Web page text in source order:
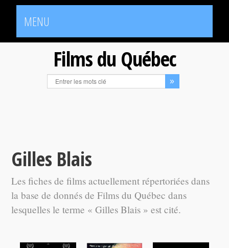
MENU
Films du Québec
Gilles Blais
Les fiches de films actuellement répertoriées dans
la base de donnés de Films du Québec dans
lesquelles le terme « Gilles Blais » est cité.